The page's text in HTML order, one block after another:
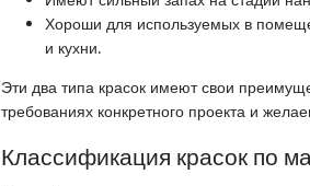
Хороши для используемых в
и кухни.
Эти два типа красок имеют свои
требованиях конкретного проекта и
Классификация красок по